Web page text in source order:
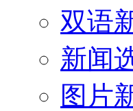
双语
新闻
图片